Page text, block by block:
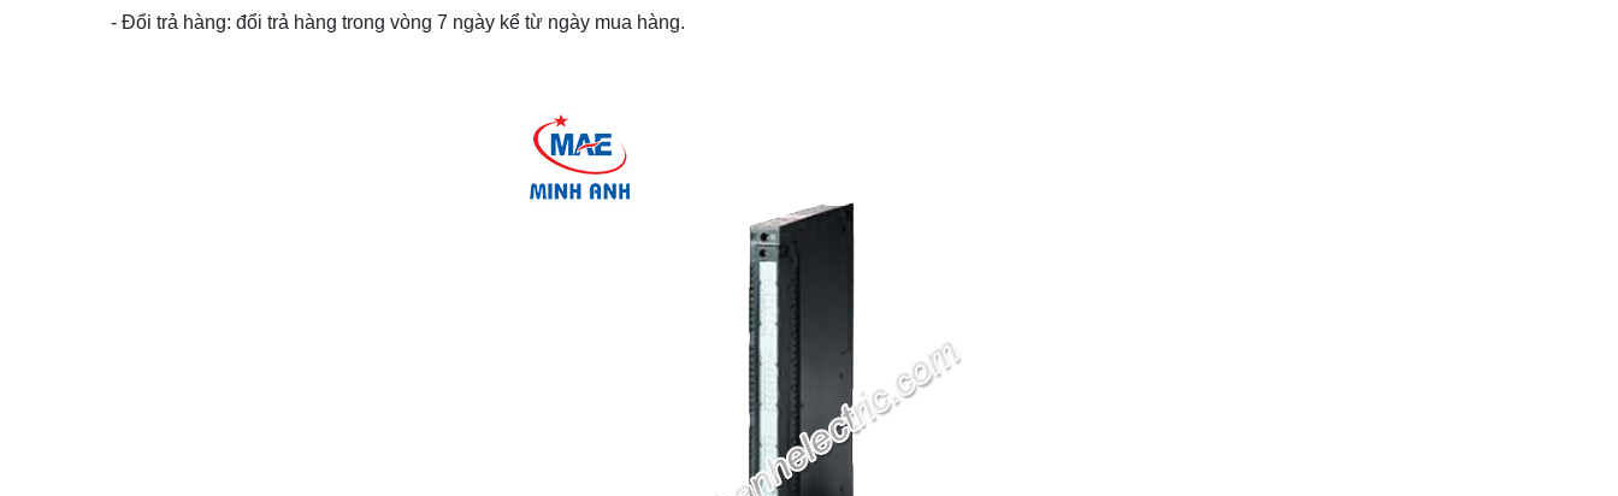
- Đổi trả hàng: đổi trả hàng trong vòng 7 ngày kể từ ngày mua hàng.